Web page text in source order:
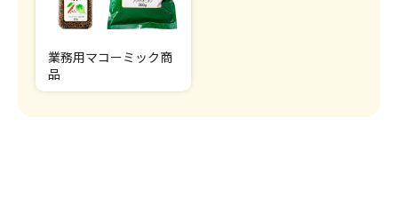
業務用マコーミック商
品